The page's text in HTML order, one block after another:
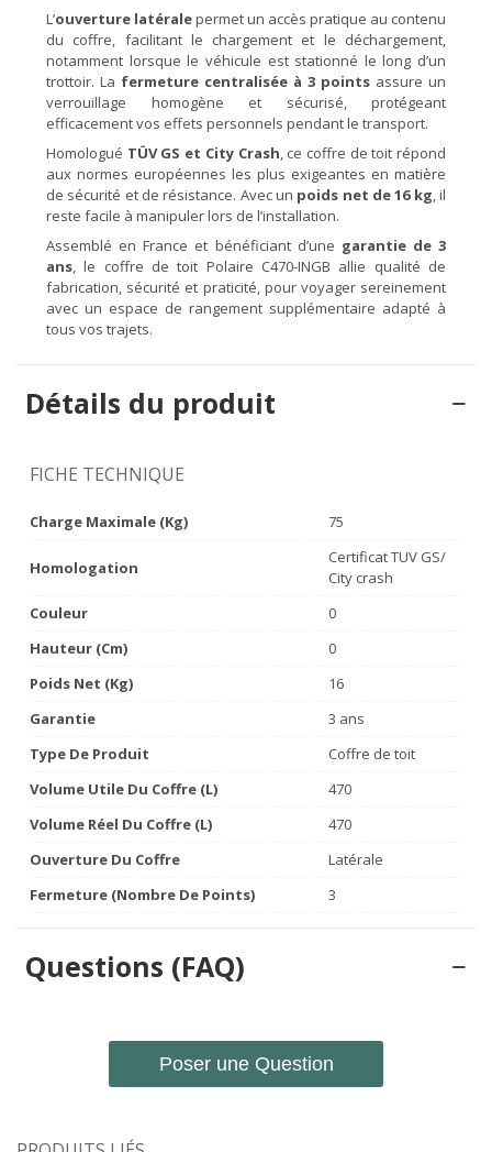
L’ouverture latéralepermet un accès pratique au contenu
du coffre, facilitant le chargement et le déchargement,
notamment lorsque le véhicule est stationné le long d’un
trottoir. La fermeture centralisée à 3 points assure un
verrouillage homogène et sécurisé, protégeant
efficacement vos effets personnels pendant le transport.
Homologué TÜV GS et City Crash, ce coffre de toit répond
aux normes européennes les plus exigeantes en matière
de sécurité et de résistance. Avec un poids net de 16 kg, il
reste facile à manipuler lors de l’installation.
Assemblé en France et bénéficiant d’une garantie de 3
ans, le coffre de toit Polaire C470-INGB allie qualité de
fabrication, sécurité et praticité, pour voyager sereinement
avec un espace de rangement supplémentaire adapté à
tous vos trajets.
Détails du produit
FICHE TECHNIQUE
Charge Maximale (kg) 75
Homologation
Certificat TUV GS/
City crash
Couleur
0
Hauteur (cm)
0
Poids Net (Kg)
16
Garantie
3 ans
Type De Produit
Coffre de toit
Volume Utile Du Coffre (L)
470
Volume Réel Du Coffre (L)
470
Ouverture Du Coffre
Latérale
Fermeture (nombre De Points)
3
Questions (FAQ)
Poser une Question